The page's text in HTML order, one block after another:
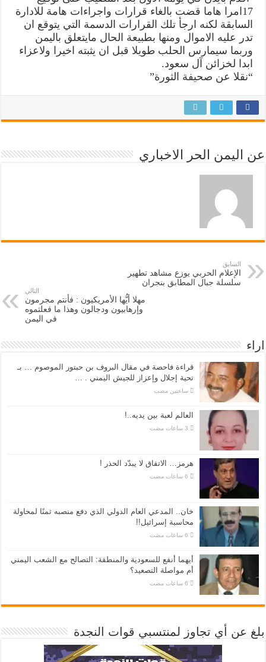
17امرا هاما قضت بالغاء قرارات واجراءات هامة للادارة
السابقة لكنه ارجأ تلك القرارات الدسمة التي يتوقع ان
تدر عليه الاموال ومنها بطبيعة الحال مايتعلق باليمن
وربما سيمارس الحلب طويلا قبل ان يثبته اخيرا ولاعزاء
ابدا لخزائن آل سعود.
“نقلا عن صحيفة الثورة”
عن اليمن الحر الاخباري
السابق
الإعلام الحربي يوزع مشاهد تطهير
سلسلة جبال المطابق بنجران
التالي
مهلا أيُّها الأمريكيون : فأنتم مجرمون
وإرهابيون ودجالون وهذا ما فعلتموه
في اليمن
اراء
قراءة فاحصة في مقال البروف بن حبتور الموصوم … بـ
تحية إجلال وإعزاز للجيش اليمني . …
‏ساعتين مضت
العالم لعبة بين يديه..!
هرمز… الاتفاق لا يبدّد الحذر !
خان.. المدعي العام الدولي الذي دفع منصبه ثمنًا لمحاولة
محاسبة إسرائيل!!
أيهما أنفع للسعودية والمنطقة: التصالح مع الشعب اليمني
أم مواصلة التصعيد؟
بلغ عن أي تجاوز لمنتسبي قوات النجدة